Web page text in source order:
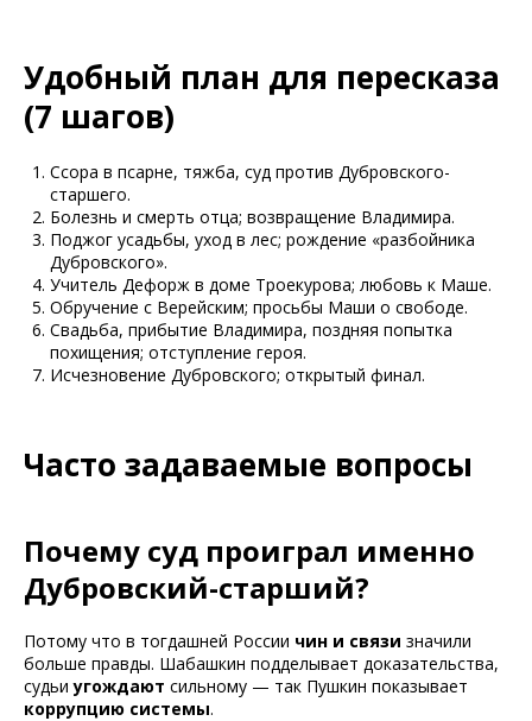
Удобный план для пересказа
(7 шагов)
Ссора в псарне, тяжба, суд против Дубровского-
старшего.
Болезнь и смерть отца; возвращение Владимира.
Поджог усадьбы, уход в лес; рождение «разбойника
Дубровского».
Учитель Дефорж в доме Троекурова; любовь к Маше.
Обручение с Верейским; просьбы Маши о свободе.
Свадьба, прибытие Владимира, поздняя попытка
похищения; отступление героя.
Исчезновение Дубровского; открытый финал.
Часто задаваемые вопросы
Почему суд проиграл именно
Дубровский-старший?
Потому что в тогдашней России чин и связи значили
больше правды. Шабашкин подделывает доказательства,
судьиугождают сильному — так Пушкин показывает
коррупцию системы.